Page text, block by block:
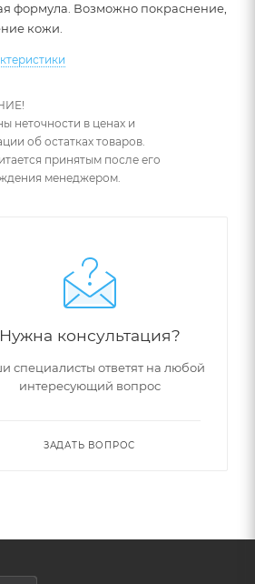
формула. Возможно покраснение,
кожи.
неточности в ценах и
об остатках товаров.
принятым после его
менеджером.
Нужна консультация?
специалисты ответят на любой
интересующий вопрос
ЗАДАТЬ ВОПРОС